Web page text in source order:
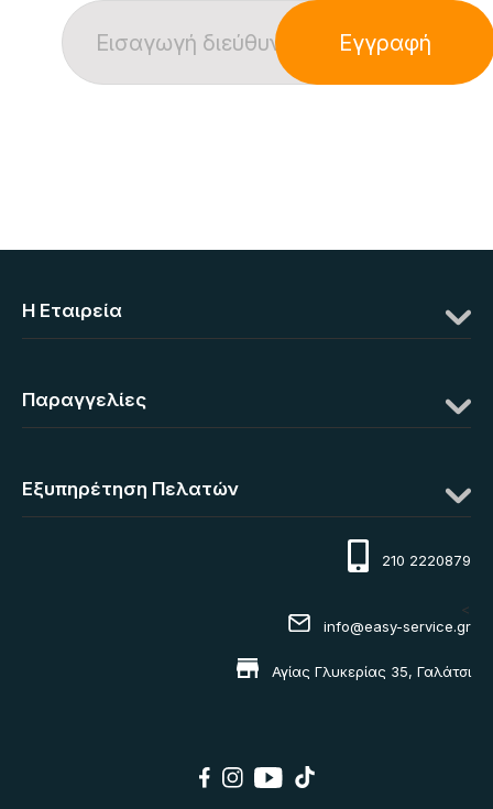
Εγγραφή
Η Eταιρεία
Παραγγελίες
Εξυπηρέτηση Πελατών
210 2220879
<
info@easy-service.gr
Αγίας Γλυκερίας 35, Γαλάτσι